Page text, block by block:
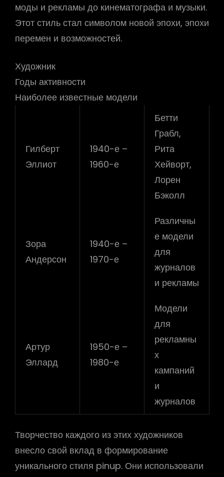
моды и рекламы до кинематографа и музыки.
Этот стиль стал символом новой эпохи, эпохи
перемен и возможностей.
Художник
Годы активности
Наиболее известные модели
Гилберт
Эллиот
1940-е –
1960-е
Бетти
Грабл,
Рита
Хейворт,
Лорен
Бэколл
Зора
Андерсон
1940-е –
1970-е
Различны
е модели
для
журналов
и рекламы
Артур
Эллард
1950-е –
1980-е
Модели
для
рекламны
х
кампаний
и
журналов
Творчество каждого из этих художников
внесло свой вклад в формирование
уникального стиля pinup. Они использовали